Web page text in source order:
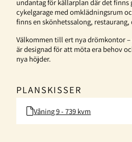
undantag för källarplan där det finns
cykelgarage med omklädningsrum
finns en skönhetssalong,
Välkommen till ert nya drömkontor
är designad för att möta era behov
nya höjder.
PLANSKISSER
Våning 9 - 739 kvm